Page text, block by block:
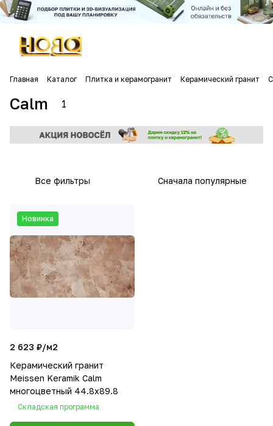
Главная Каталог Плитка и керамогранит Керамический гранит
Calm 1
Все фильтры Сначала популярные
Новинка
2 623 ₽/м2
Керамический гранит
Meissen Keramik Calm
многоцветный 44.8x89.8
Складская программа